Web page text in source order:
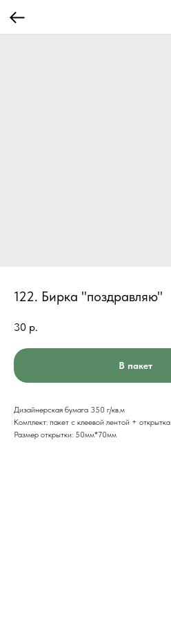
122. Бирка "поздравляю"
30 р.
В пакет
Дизайнерская бумага 350 г/кв.м
Комплект: пакет с клеевой лентой + открытка
Размер открытки: 50мм*70мм